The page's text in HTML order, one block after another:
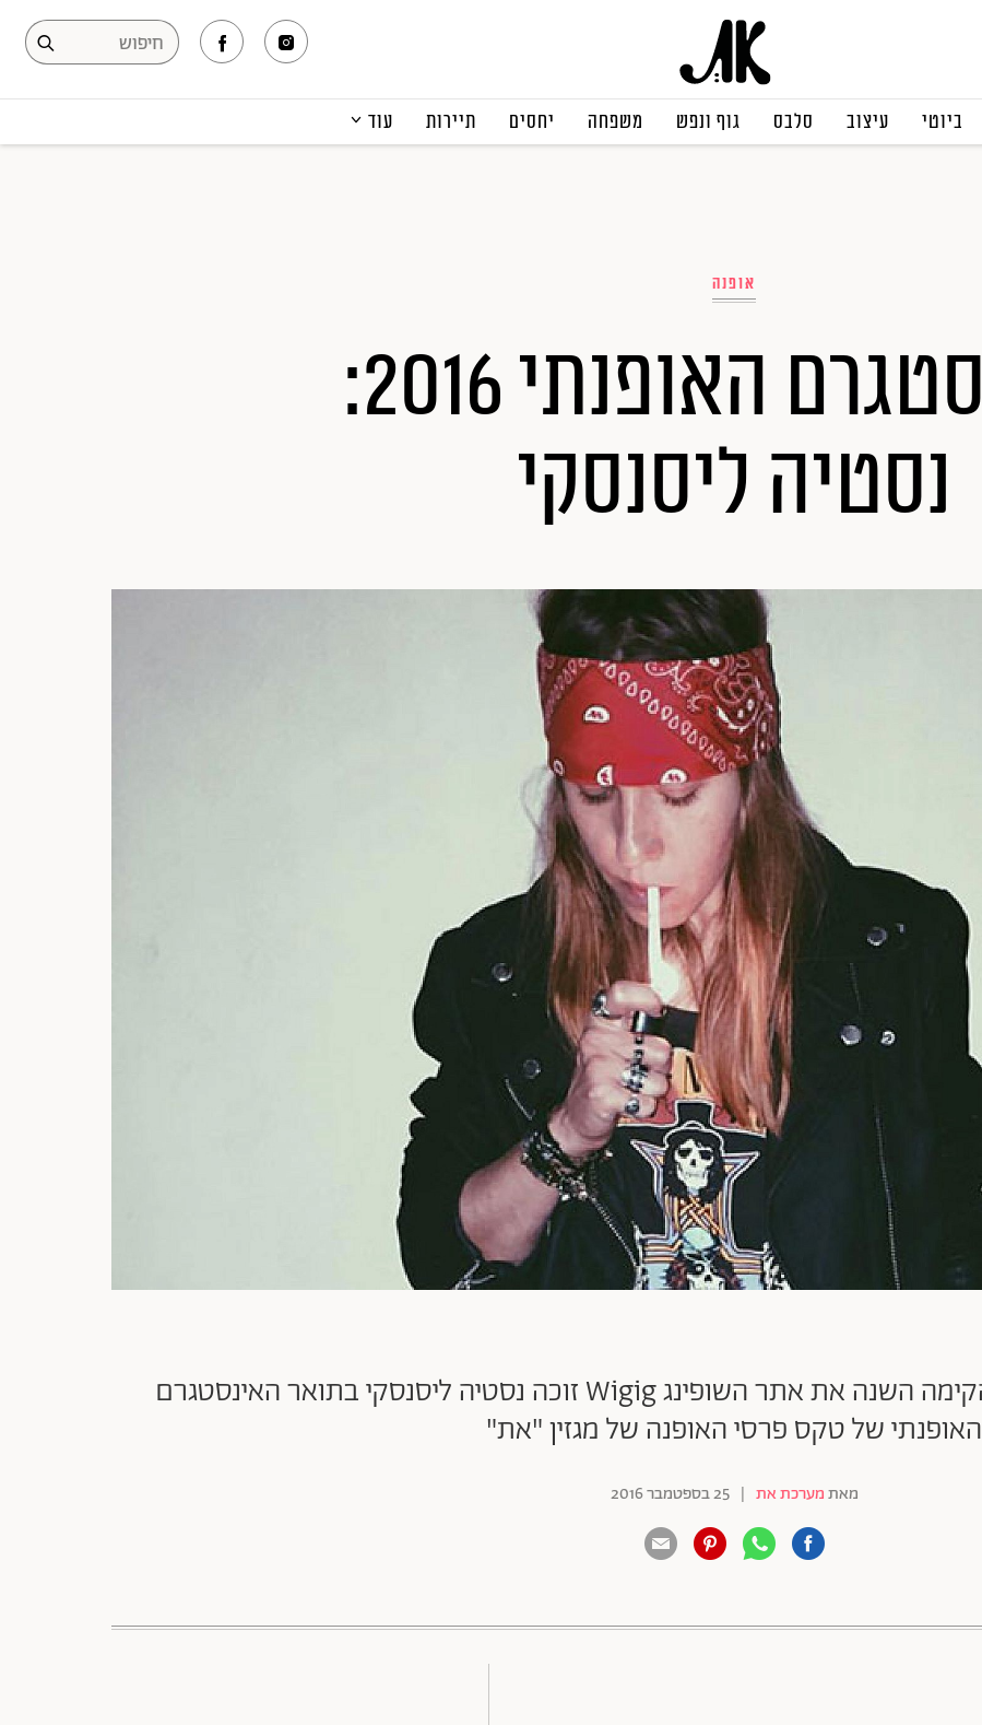
ביוטי עיצוב סלבס גוף ונפש משפחה יחסים תיירות עוד
אופנה
האינסטגרם האופנתי 2016:
נסטיה ליסנסקי
עם 54.7 אלף עוקבים ואחרי שהקימה השנה את אתר השופינג Wigig זוכה נסטיה ליסנסקי בתואר האינסטגרם
האופנתי של טקס פרסי האופנה של מגזין "את"
מאתמערכת את | 25 בספטמבר 2016